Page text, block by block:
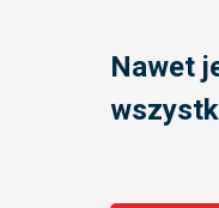
Nawet